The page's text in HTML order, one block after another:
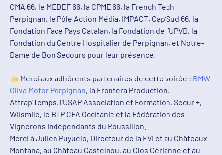
CMA 66, le MEDEF 66, la CPME 66, la French Tech
Perpignan, le Pôle Action Média, IMPACT, Cap’Sud 66, la
Fondation Face Pays Catalan, la Fondation de l’UPVD, la
Fondation du Centre Hospitalier de Perpignan, et Notre-
Dame de Bon Secours pour leur présence.
Merci aux adhérents partenaires de cette soirée : BMW
Oliva Motor Perpignan, la Frontera Production,
Attrap’Temps, l’USAP Association et Formation, Secur +,
Wiismile, le BTP CFA Occitanie et la Fédération des
Vignerons Indépendants du Roussillon.
Merci à Julien Puyuelo, Directeur de la FVI et au Châteaux
Montana, au Château Castelnou, au Clos Cérianne et au